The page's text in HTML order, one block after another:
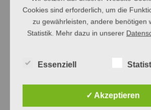
Cookies sind erforderlich, um die
zu gewährleisten, andere benötigen
Statistik. Mehr dazu in unserer
Essenziell
✓ Akzeptieren